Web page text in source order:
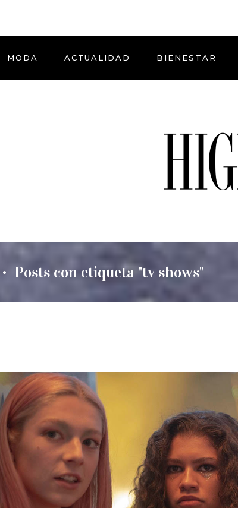
MODA ACTUALIDAD BIENESTAR
• Posts con etiqueta "tv shows"